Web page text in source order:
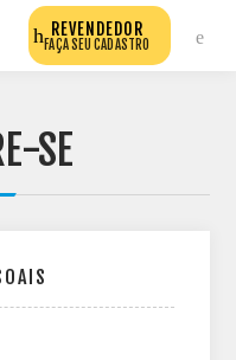
REVENDEDOR
FAÇA SEU CADASTRO
SE